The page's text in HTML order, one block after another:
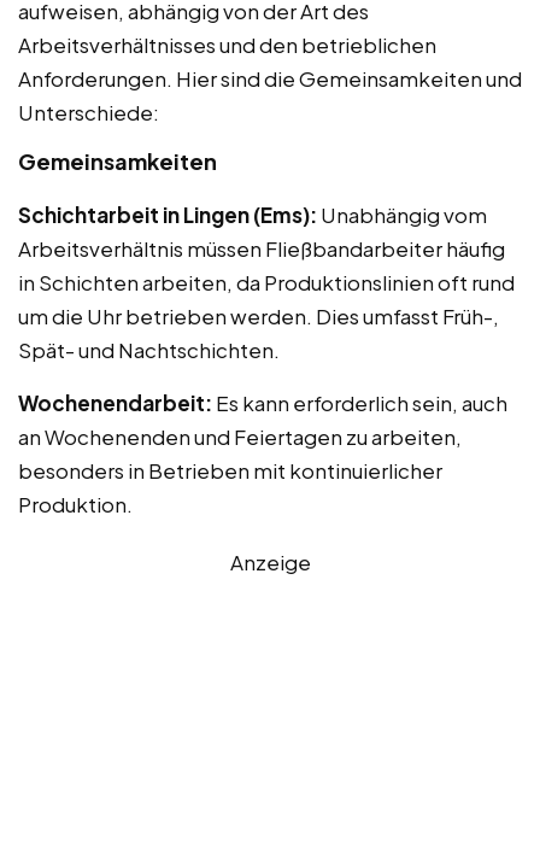
aufweisen, abhängig von der Art des
Arbeitsverhältnisses und den betrieblichen
Anforderungen. Hier sind die Gemeinsamkeiten und
Unterschiede:
Gemeinsamkeiten
Schichtarbeit in Lingen (Ems): Unabhängig vom
Arbeitsverhältnis müssen Fließbandarbeiter häufig
in Schichten arbeiten, da Produktionslinien oft rund
um die Uhr betrieben werden. Dies umfasst Früh-,
Spät- und Nachtschichten.
Wochenendarbeit: Es kann erforderlich sein, auch
an Wochenenden und Feiertagen zu arbeiten,
besonders in Betrieben mit kontinuierlicher
Produktion.
Anzeige